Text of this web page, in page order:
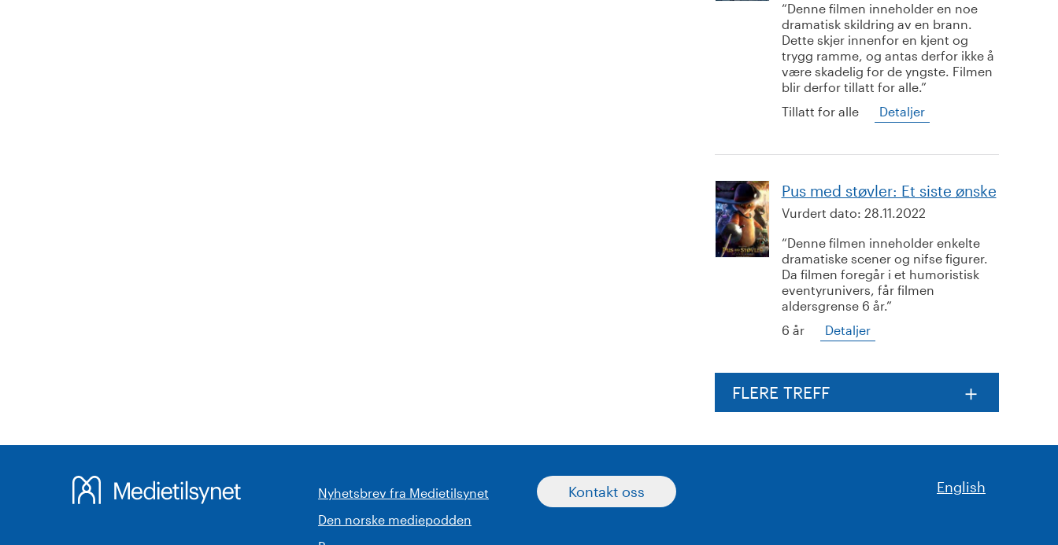
Denne filmen inneholder en noe
dramatisk skildring av en brann.
Dette skjer innenfor en kjent og
trygg ramme, og antas derfor ikke å
være skadelig for de yngste. Filmen
blir derfor tillatt for alle.
Tillatt for alle
Detaljer
Pus med støvler: Et siste ønske
Vurdert dato: 28.11.2022
Denne filmen inneholder enkelte
dramatiske scener og nifse figurer.
Da filmen foregår i et humoristisk
eventyrunivers, får filmen
aldersgrense 6 år.
6 år
Detaljer
FLERE TREFF
Nyhetsbrev fra Medietilsynet
Den norske mediepodden
Kontakt oss English